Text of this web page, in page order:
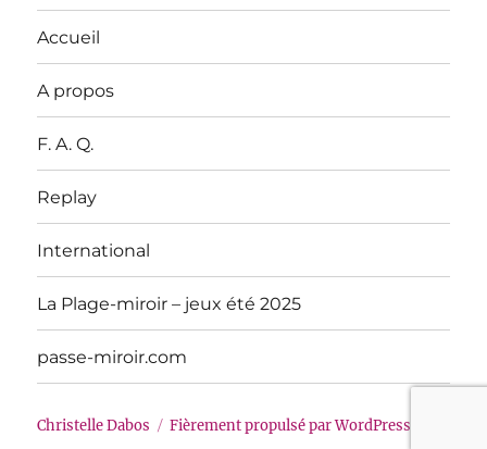
Accueil
A propos
F. A. Q.
Replay
International
La Plage-miroir – jeux été 2025
passe-miroir.com
Christelle Dabos Fièrement propulsé par WordPress